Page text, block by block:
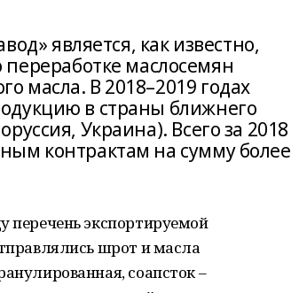
является, как известно,
маслосемян
масла. В 2018–2019 годах
в страны ближнего
Украина). Всего за 2018
контрактам на сумму более
перечень экспортируемой
шрот и масла
соапсток –